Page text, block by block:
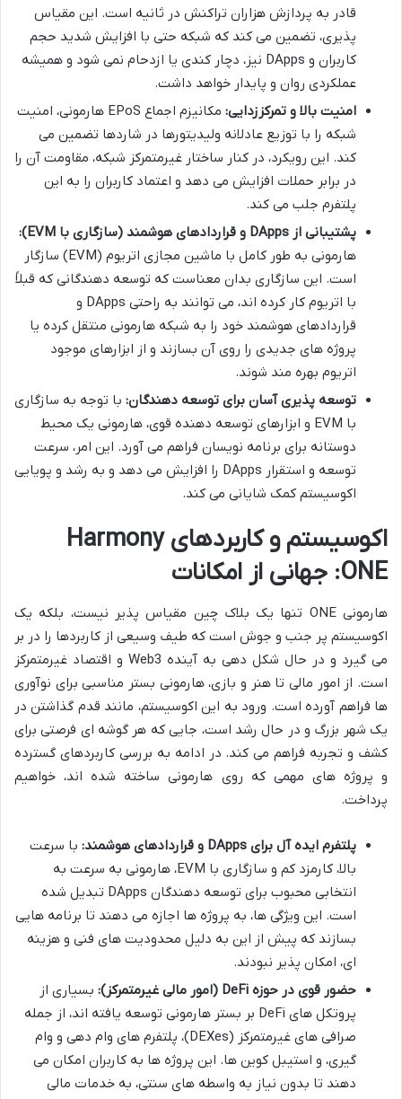
قادر به پردازش هزاران تراکنش در ثانیه است. این مقیاس
پذیری، تضمین می کند که شبکه حتی با افزایش شدید حجم
کاربران و DApps نیز، دچار کندی یا ازدحام نمی شود و همیشه
عملکردی روان و پایدار خواهد داشت.
امنیت بالا و تمرکززدایی:
مکانیزم اجماع EPoS هارمونی، امنیت
شبکه را با توزیع عادلانه ولیدیتورها در شاردها تضمین می
کند. این رویکرد، در کنار ساختار غیرمتمرکز شبکه، مقاومت آن را
در برابر حملات افزایش می دهد و اعتماد کاربران را به این
پلتفرم جلب می کند.
پشتیبانی از DApps و قراردادهای هوشمند (سازگاری با EVM):
هارمونی به طور کامل با ماشین مجازی اتریوم (EVM) سازگار
است. این سازگاری بدان معناست که توسعه دهندگانی که قبلاً
با اتریوم کار کرده اند، می توانند به راحتی DApps و
قراردادهای هوشمند خود را به شبکه هارمونی منتقل کرده یا
پروژه های جدیدی را روی آن بسازند و از ابزارهای موجود
اتریوم بهره مند شوند.
توسعه پذیری آسان برای توسعه دهندگان: با توجه به سازگاری
با EVM و ابزارهای توسعه دهنده قوی، هارمونی یک محیط
دوستانه برای برنامه نویسان فراهم می آورد. این امر، سرعت
توسعه و استقرار DApps را افزایش می دهد و به رشد و پویایی
اکوسیستم کمک شایانی می کند.
اکوسیستم و کاربردهای Harmony
ONE: جهانی از امکانات
هارمونی ONE تنها یک بلاک چین مقیاس پذیر نیست، بلکه یک
اکوسیستم پر جنب و جوش است که طیف وسیعی از کاربردها را در بر
می گیرد و در حال شکل دهی به آینده Web3 و اقتصاد غیرمتمرکز
است. از امور مالی تا هنر و بازی، هارمونی بستر مناسبی برای نوآوری
ها فراهم آورده است. ورود به این اکوسیستم، مانند قدم گذاشتن در
یک شهر بزرگ و در حال رشد است، جایی که هر گوشه ای فرصتی برای
کشف و تجربه فراهم می کند. در ادامه به بررسی کاربردهای گسترده
و پروژه های مهمی که روی هارمونی ساخته شده اند، خواهیم
پرداخت.
پلتفرم ایده آل برای DApps و قراردادهای هوشمند:
با سرعت
بالا، کارمزد کم و سازگاری با EVM، هارمونی به سرعت به
انتخابی محبوب برای توسعه دهندگان DApps تبدیل شده
است. این ویژگی ها، به پروژه ها اجازه می دهند تا برنامه هایی
بسازند که پیش از این به دلیل محدودیت های فنی و هزینه
ای، امکان پذیر نبودند.
حضور قوی در حوزه DeFi (امور مالی غیرمتمرکز):
بسیاری از
پروتکل های DeFi بر بستر هارمونی توسعه یافته اند، از جمله
صرافی های غیرمتمرکز (DEXes)، پلتفرم های وام دهی و وام
گیری، و استیبل کوین ها. این پروژه ها به کاربران امکان می
دهند تا بدون نیاز به واسطه های سنتی، به خدمات مالی